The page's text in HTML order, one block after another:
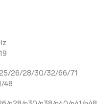
26/28/30/32/66/71
48